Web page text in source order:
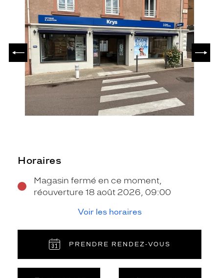
PRÉCÉDENT
Horaires
Magasin fermé en ce moment,
réouverture 18 août 2026, 09:00
Voir les horaires
PRENDRE RENDEZ‑VOUS